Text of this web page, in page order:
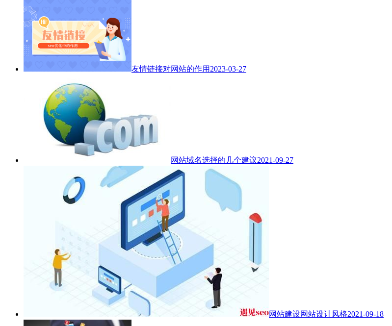
友情链接对网站的作用 2023-03-27
网站域名选择的几个建议2021-09-27
网站建设网站设计风格2021-09-18